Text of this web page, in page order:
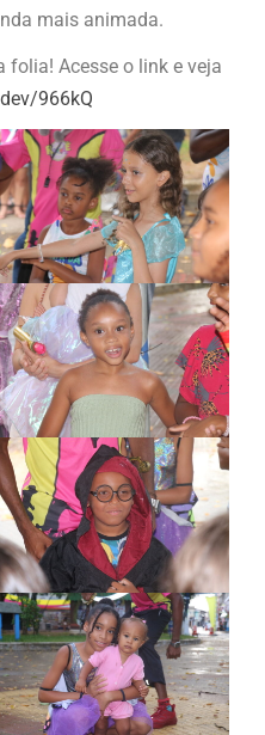
mais animada.
Acesse o link e veja
966kQ